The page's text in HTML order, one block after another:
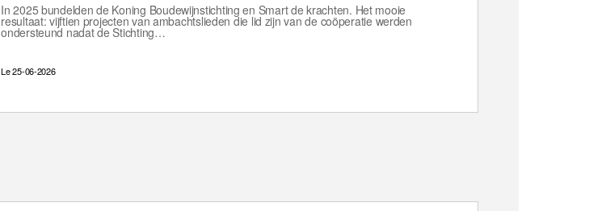
In 2025 bundelden de Koning Boudewijnstichting en Smart de krachten. Het mooie
resultaat: vijftien projecten van ambachtslieden die lid zijn van de coöperatie werden
ondersteund nadat de Stichting…
Le 25-06-2026